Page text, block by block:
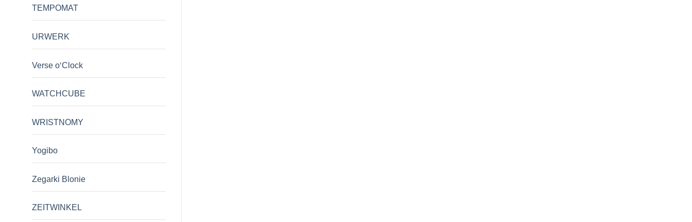
TEMPOMAT
URWERK
Verse o'Clock
WATCHCUBE
WRISTNOMY
Yogibo
Zegarki Blonie
ZEITWINKEL